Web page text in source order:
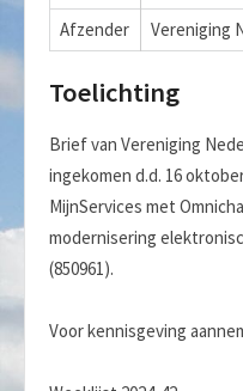
Afzender
Vereniging
Toelichting
Brief van Vereniging
ingekomen d.d. 16
MijnServices met
modernisering
(850961).
Voor kennisgeving